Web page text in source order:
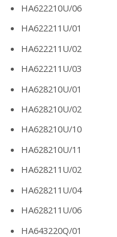
HA622210U/06
HA622211U/01
HA622211U/02
HA622211U/03
HA628210U/01
HA628210U/02
HA628210U/10
HA628210U/11
HA628211U/02
HA628211U/04
HA628211U/06
HA643220Q/01